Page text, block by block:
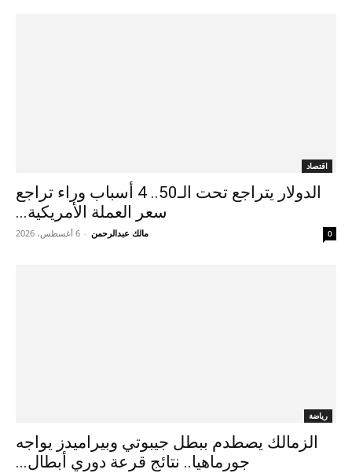
اقتصاد
الدولار يتراجع تحت الـ50.. 4 أسباب وراء تراجع
سعر العملة الأمريكية...
مالك عبدالرحمن - 6 أغسطس، 2026 0
رياضة
الزمالك يصطدم ببطل جيبوتي وبيراميدز يواجه
جورماهيا.. نتائج قرعة دوري أبطال...